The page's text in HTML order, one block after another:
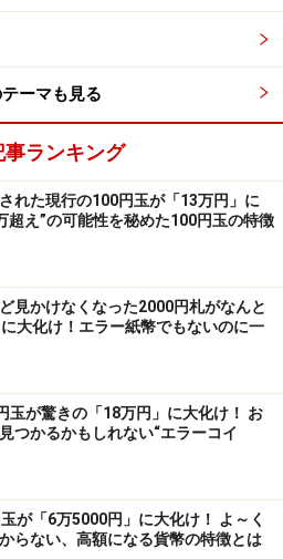
に育ってこられた女性皇族が、
急に皇室に残って宮家を創設す
についてご本人の意思を尊重す
を選択する女性皇族がいないと
られます。
旧宮家が皇籍を離れて70年以
脱した家系の男子を再び皇族と
その子供を天皇として国民が
問題があります。加えて旧宮
600年も前に枝分かれしていま
は1947年です。敗戦という状
室を維持できなくなったことが
高司令官総司令部（GHQ）から
ーマも見る
事ランキング
れた現行の100円玉が「13万円」に
超え”の可能性を秘めた100円玉の特徴
見かけなくなった2000円札がなんと
に大化け！エラー紙幣でもないのに一
玉が驚きの「18万円」に大化け！ お
つかるかもしれない“エラーコイ
が「6万5000円」に大化け！ よ～く
らない、高額になる貨幣の特徴とは